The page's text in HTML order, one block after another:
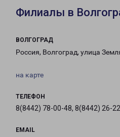
Филиалы в
ВОЛГОГРАД
Россия, Волгоград, улица
на карте
ТЕЛЕФОН
8(8442) 78-00-48, 8(8442) 26-
EMAIL